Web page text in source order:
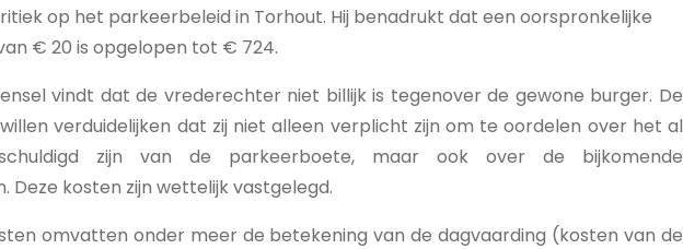
op het parkeerbeleid in Torhout. Hij benadrukt dat een oorspronkelijke
€ 20 is opgelopen tot € 724.
vindt dat de vrederechter niet billijk is tegenover de gewone burger. De
verduidelijken dat zij niet alleen verplicht zijn om te oordelen over het al
zijn van de parkeerboete, maar ook over de bijkomende
Deze kosten zijn wettelijk vastgelegd.
omvatten onder meer de betekening van de dagvaarding (kosten van de